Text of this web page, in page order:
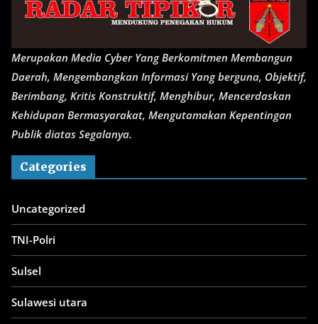
Merupakan Media Cyber Yang Berkomitmen Membangun
Daerah, Mengembangkan Informasi Yang berguna, Objektif,
Berimbang, Kritis Konstruktif, Menghibur, Mencerdaskan
Kehidupan Bermasyarakat, Mengutamakan Kepentingan
Publik diatas Segalanya.
Categories
Uncategorized
TNI-Polri
Sulsel
Sulawesi utara